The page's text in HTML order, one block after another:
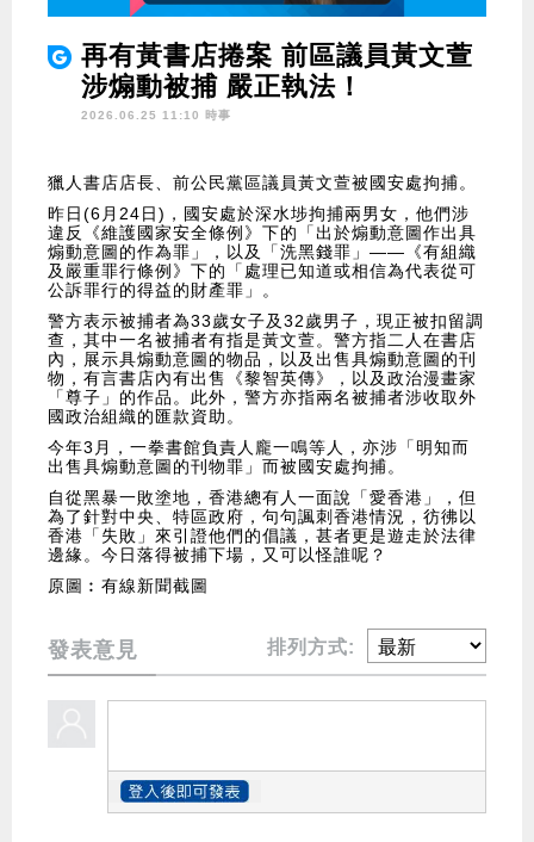
再有黃書店捲案 前區議員黃文萱
涉煽動被捕 嚴正執法！
2026.06.25 11:10 時事
獵人書店店長、前公民黨區議員黃文萱被國安處拘捕。
昨日(6月24日)，國安處於深水埗拘捕兩男女，他們涉
違反《維護國家安全條例》下的「出於煽動意圖作出具
煽動意圖的作為罪」，以及「洗黑錢罪」——《有組織
及嚴重罪行條例》下的「處理已知道或相信為代表從可
公訴罪行的得益的財產罪」。
警方表示被捕者為33歲女子及32歲男子，現正被扣留調
查，其中一名被捕者有指是黃文萱。警方指二人在書店
內，展示具煽動意圖的物品，以及出售具煽動意圖的刊
物，有言書店內有出售《黎智英傳》，以及政治漫畫家
「尊子」的作品。此外，警方亦指兩名被捕者涉收取外
國政治組織的匯款資助。
今年3月，一拳書館負責人龐一鳴等人，亦涉「明知而
出售具煽動意圖的刊物罪」而被國安處拘捕。
自從黑暴一敗塗地，香港總有人一面說「愛香港」，但
為了針對中央、特區政府，句句諷刺香港情況，彷彿以
香港「失敗」來引證他們的倡議，甚者更是遊走於法律
邊緣。今日落得被捕下場，又可以怪誰呢？
原圖︰有線新聞截圖
發表意見 排列方式: